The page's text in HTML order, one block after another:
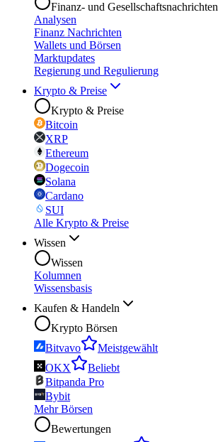
Finanz- und Gesellschaftsnachrichten
Analysen
Finanz Nachrichten
Wallets und Börsen
Marktupdates
Regierung und Regulierung
Krypto & Preise
Krypto & Preise
Bitcoin
XRP
Ethereum
Dogecoin
Solana
Cardano
SUI
Alle Krypto & Preise
Wissen
Wissen
Kolumnen
Wissensbasis
Kaufen & Handeln
Krypto Börsen
Bitvavo
Meistgewählt
OKX
Beliebt
Bitpanda Pro
Bybit
Mehr Börsen
Bewertungen